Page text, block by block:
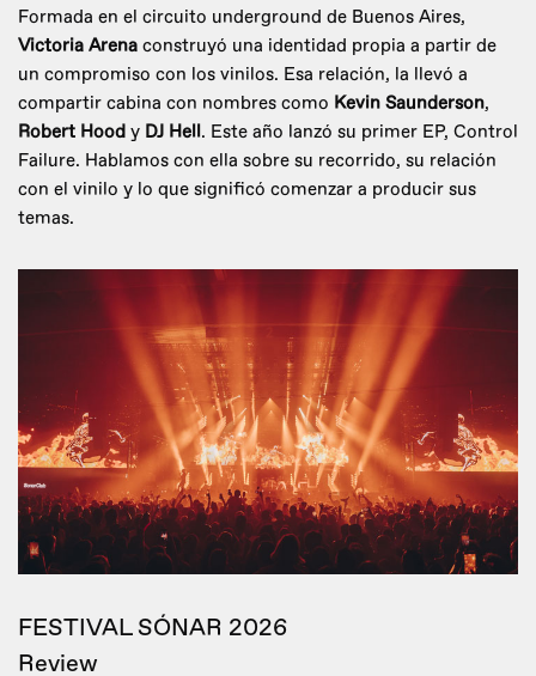
Formada en el circuito underground de Buenos Aires,
Victoria Arena construyó una identidad propia a partir de
un compromiso con los vinilos. Esa relación, la llevó a
compartir cabina con nombres como Kevin Saunderson,
Robert Hood y DJ Hell. Este año lanzó su primer EP, Control
Failure. Hablamos con ella sobre su recorrido, su relación
con el vinilo y lo que significó comenzar a producir sus
temas.
FESTIVAL SÓNAR 2026
Review